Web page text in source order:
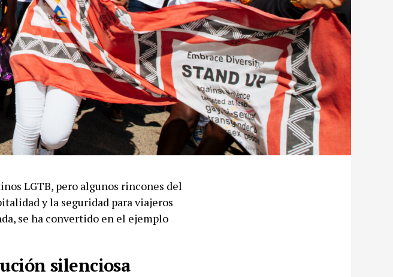
LGTB, pero algunos rincones del
y la seguridad para viajeros
se ha convertido en el ejemplo
silenciosa